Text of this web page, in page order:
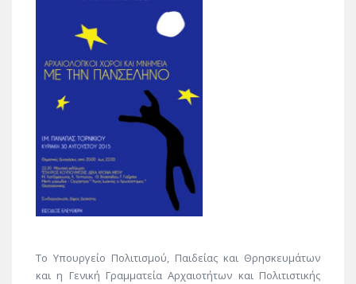
Το Υπουργείο Πολιτισμού, Παιδείας και Θρησκευμάτων
και η Γενική Γραμματεία Αρχαιοτήτων και Πολιτιστικής